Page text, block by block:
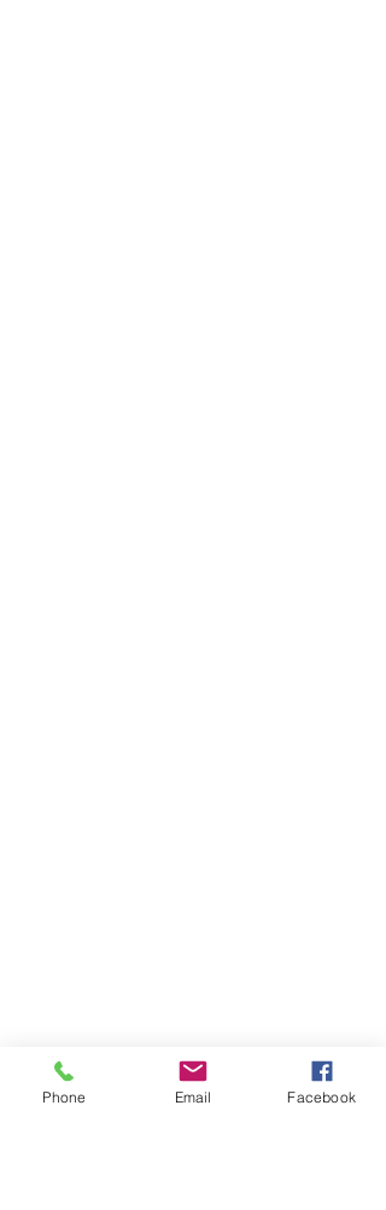
Phone Email Facebook